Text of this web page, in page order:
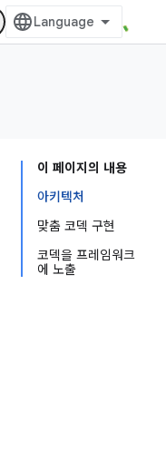
이 페이지의 내용
아키텍처
맞춤 코덱 구현
코덱을 프레임워크
에 노출